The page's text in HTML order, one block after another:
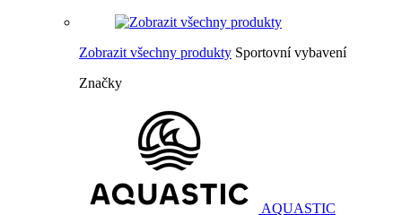
Zobrazit všechny produkty Sportovní vybavení
Značky
AQUASTIC